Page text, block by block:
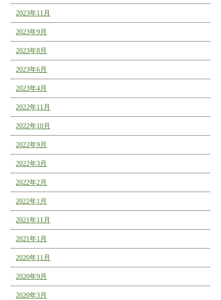
2023年11月
2023年9月
2023年8月
2023年6月
2023年4月
2022年11月
2022年10月
2022年9月
2022年3月
2022年2月
2022年1月
2021年11月
2021年1月
2020年11月
2020年9月
2020年3月